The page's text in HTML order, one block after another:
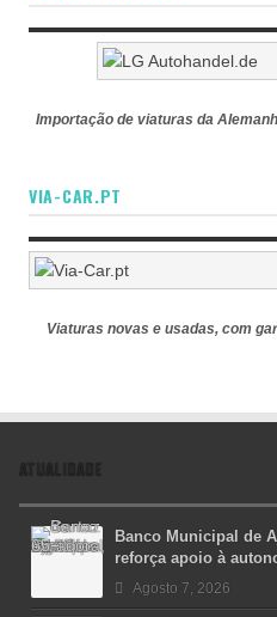
Importação de viaturas da
VIA-CAR.PT
Viaturas novas e usadas, com
ATUALIDADE
Banco Municipal de
reforça apoio à
Agosto 7, 2026